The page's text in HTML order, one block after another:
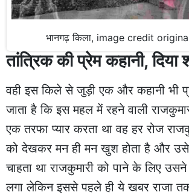
भानगढ़ किला, image credit
तांत्रिक की प्रेम कहानी, दिया
वही इस किले से जुड़ी एक और कहानी भी
जाता है कि इस महल में रहने वाली
एक तरफा प्यार करता था वह हर रोज
को देखकर मन ही मन खुश होता है और उसे
चाहता था राजकुमारी को पाने के लिए
लगा लेकिन इससे पहले ही ये खबर राजा